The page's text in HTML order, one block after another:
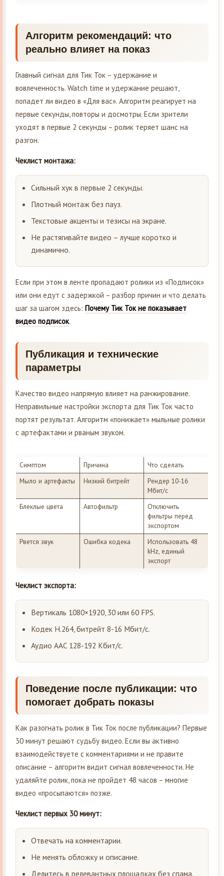
Алгоритм рекомендаций: что
реально влияет на показ
Главный сигнал для Тик Ток – удержание и
вовлеченность. Watch time и удержание решают,
попадет ли видео в «Для вас». Алгоритм реагирует на
первые секунды, повторы и досмотры. Если зрители
уходят в первые 2 секунды – ролик теряет шанс на
разгон.
Чеклист монтажа:
Сильный хук в первые 2 секунды.
Плотный монтаж без пауз.
Текстовые акценты и тезисы на экране.
Не растягивайте видео – лучше коротко и
динамично.
Если при этом в ленте пропадают ролики из «Подписок»
или они едут с задержкой – разбор причин и что делать
шаг за шагом здесь: Почему Тик Ток не показывает
видео подписок.
Публикация и технические
параметры
Качество видео напрямую влияет на ранжирование.
Неправильные настройки экспорта для Тик Ток часто
портят результат. Алгоритм «понижает» мыльные ролики
с артефактами и рваным звуком.
Симптом Причина
Что сделать
Мыло и артефакты
Низкий битрейт
Рендер 10-16
Мбит/с
Блеклые цвета
Автофильтр
Отключить
фильтры перед
экспортом
Рвется звук
Ошибка кодека
Использовать 48
kHz, единый
экспорт
Чеклист экспорта:
Вертикаль 1080×1920, 30 или 60 FPS.
Кодек H.264, битрейт 8-16 Мбит/с.
Аудио AAC 128-192 Кбит/с.
Поведение после публикации: что
помогает добрать показы
Как разогнать ролик в Тик Ток после публикации? Первые
30 минут решают судьбу видео. Если вы активно
взаимодействуете с комментариями и не правите
описание – алгоритм видит сигнал вовлеченности. Не
удаляйте ролик, пока не пройдет 48 часов – многие
видео «просыпаются» позже.
Чеклист первых 30 минут:
Отвечать на комментарии.
Не менять обложку и описание.
Делитесь в релевантных площадках без спама.